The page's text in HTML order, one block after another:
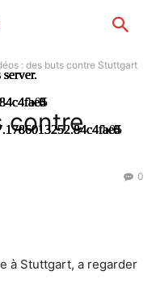
: des buts contre Stuttgart
contre
0
à Stuttgart, a regarder